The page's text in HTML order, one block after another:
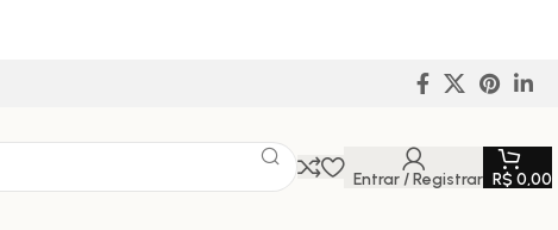
Entrar / Registrar R$ 0,00